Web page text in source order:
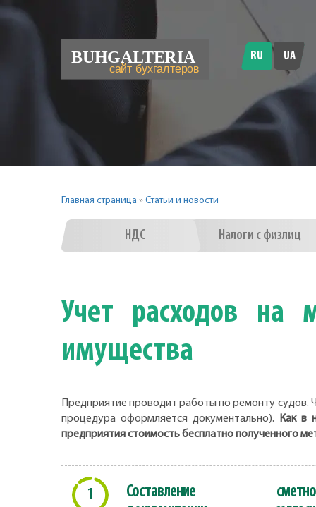
RU UA
Главная страница » Статьи и новости
НДС Налоги с физлиц
Учет расходов на
имущества
Предприятие проводит работы по ремонту судов.
процедура оформляется документально). Как в
предприятия стоимость бесплатно полученного
1
Составление